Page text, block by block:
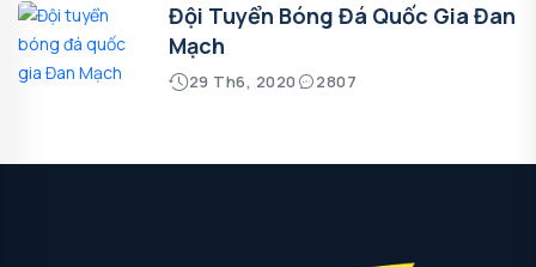
Đội Tuyển Bóng Đá Quốc Gia Đan
Mạch
29 Th6, 2020 2807